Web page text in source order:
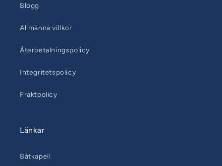
Blogg
Allmänna villkor
Återbetalningspolicy
Integritetspolicy
Fraktpolicy
Länkar
Båtkapell